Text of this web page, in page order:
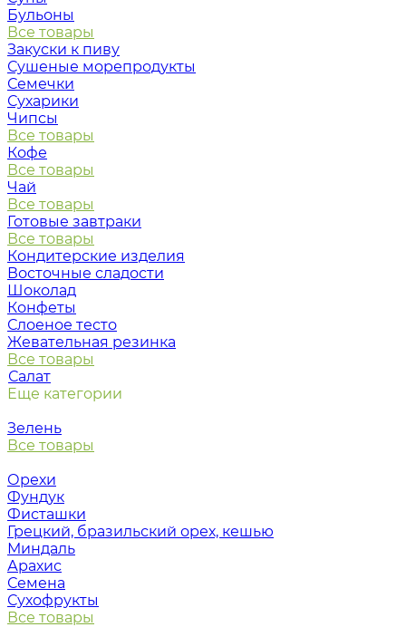
Бульоны
Все товары
Закуски к пиву
Сушеные морепродукты
Семечки
Сухарики
Чипсы
Все товары
Кофе
Все товары
Чай
Все товары
Готовые завтраки
Все товары
Кондитерские изделия
Восточные сладости
Шоколад
Конфеты
Слоеное тесто
Жевательная резинка
Все товары
Салат
Еще категории
Зелень
Все товары
Орехи
Фундук
Фисташки
Грецкий, бразильский орех, кешью
Миндаль
Арахис
Семена
Сухофрукты
Все товары